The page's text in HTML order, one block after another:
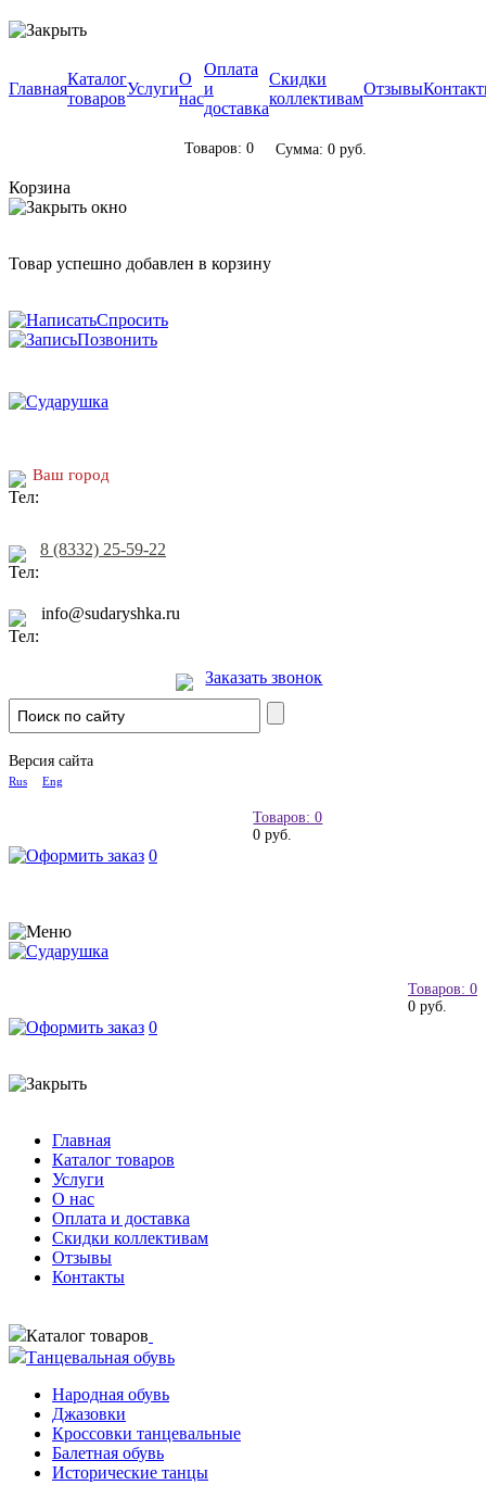
Главная
Каталог
товаров
Услуги
О
нас
Оплата
и
доставка
Скидки
коллективам
Отзывы
Товаров: 0 Сумма: 0 руб.
Корзина
Товар успешно добавлен в корзину
Спросить
Позвонить
Ваш город
8 (8332) 25-59-22
info@sudaryshka.ru
Заказать звонок
Версия сайта
Rus Eng
Товаров: 0
0 руб.
0
Товаров: 0
0 руб.
0
Главная
Каталог товаров
Услуги
О нас
Оплата и доставка
Скидки коллективам
Отзывы
Контакты
Каталог товаров
Танцевальная обувь
Народная обувь
Джазовки
Кроссовки танцевальные
Балетная обувь
Исторические танцы